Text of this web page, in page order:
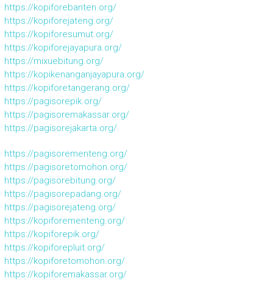
https://kopiforebanten.org/
https://kopiforejateng.org/
https://kopiforesumut.org/
https://kopiforejayapura.org/
https://mixuebitung.org/
https://kopikenanganjayapura.org/
https://kopiforetangerang.org/
https://pagisorepik.org/
https://pagisoremakassar.org/
https://pagisorejakarta.org/
https://pagisorementeng.org/
https://pagisoretomohon.org/
https://pagisorebitung.org/
https://pagisorepadang.org/
https://pagisorejateng.org/
https://kopiforementeng.org/
https://kopiforepik.org/
https://kopiforepluit.org/
https://kopiforetomohon.org/
https://kopiforemakassar.org/